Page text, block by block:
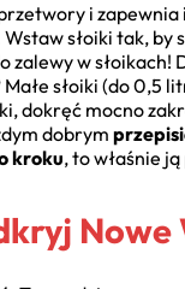
i
słoiki tak,
w słoikach!
Małe słoiki (do 0,5
dokręć mocno
dobrym
kroku, to właśnie ją